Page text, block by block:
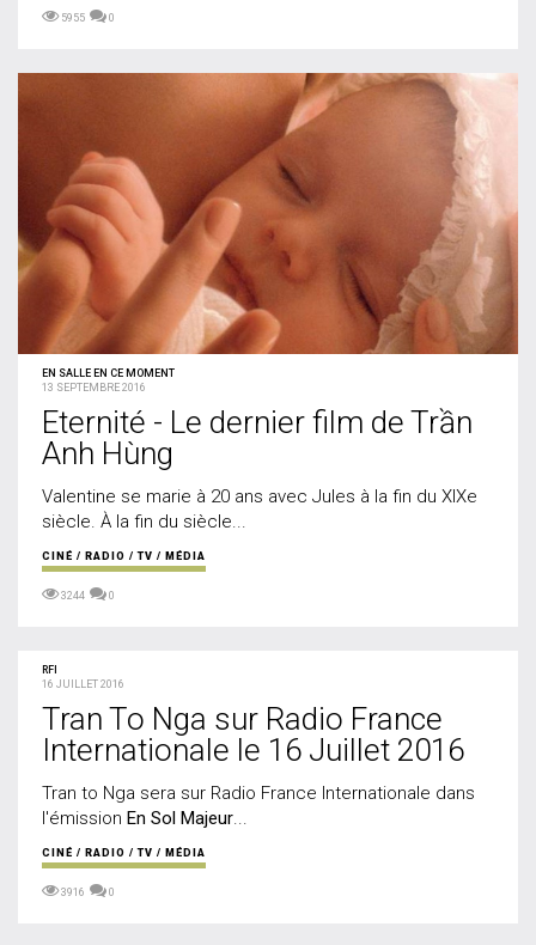
5955 0
EN SALLE EN CE MOMENT
13 SEPTEMBRE 2016
Eternité - Le dernier film de Trần
Anh Hùng
Valentine se marie à 20 ans avec Jules à la fin du XIXe
siècle. À la fin du siècle...
CINÉ / RADIO / TV / MÉDIA
3244 0
RFI
16 JUILLET 2016
Tran To Nga sur Radio France
Internationale le 16 Juillet 2016
Tran to Nga sera sur Radio France Internationale dans
l'émission En Sol Majeur
CINÉ / RADIO / TV / MÉDIA
3916 0